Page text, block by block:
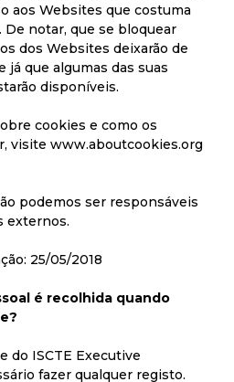
aos Websites que costuma
De notar, que se bloquear
dos Websites deixarão de
que algumas das suas
disponíveis.
cookies e como os
visite www.aboutcookies.org
podemos ser responsáveis
externos.
25/05/2018
é recolhida quando
do ISCTE Executive
fazer qualquer registo.